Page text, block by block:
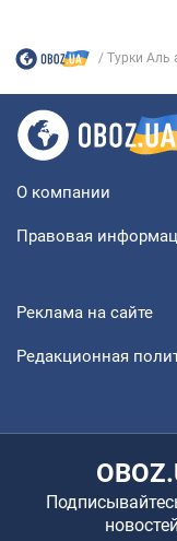
Турки Аль
О компании
Правовая
Реклама на сайте
Редакционная